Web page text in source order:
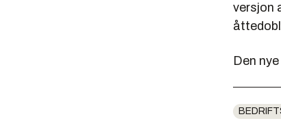
versjon
Den